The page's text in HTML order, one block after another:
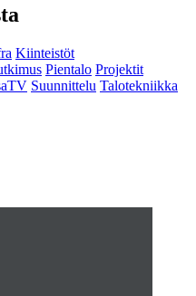
Kiinteistöt
Pientalo Projektit
Suunnittelu Talotekniikka